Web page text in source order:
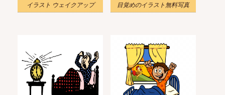
イラスト ウェイクアップ 目覚めのイラスト無料写真